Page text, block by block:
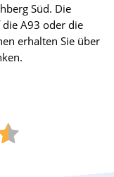
Süd. Die
A93 oder die
erhalten Sie über